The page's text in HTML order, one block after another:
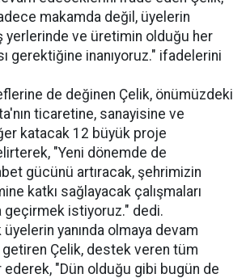
makamda değil, üyelerin
yerlerinde ve üretimin olduğu her
gerektiğine inanıyoruz." ifadelerini
de değinen Çelik, önümüzdeki
ticaretine, sanayisine ve
katacak 12 büyük proje
"Yeni dönemde de
gücünü artıracak, şehrimizin
katkı sağlayacak çalışmaları
geçirmek istiyoruz." dedi.
yanında olmaya devam
Çelik, destek veren tüm
"Dün olduğu gibi bugün de